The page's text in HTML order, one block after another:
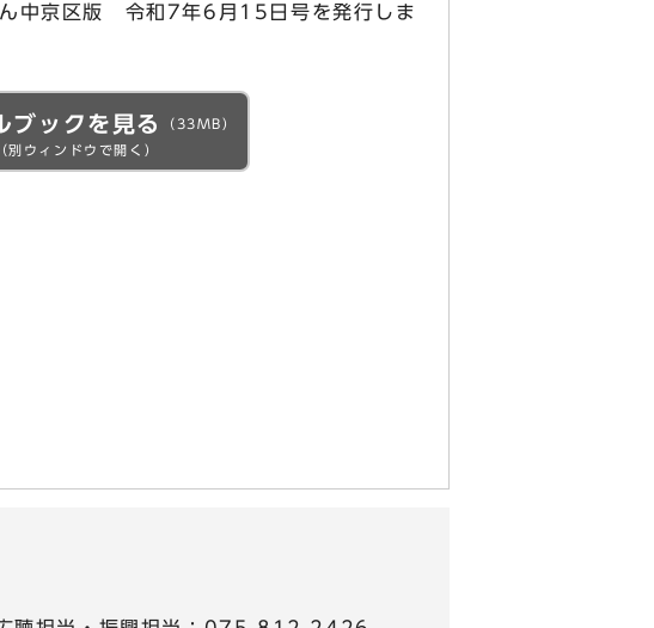
中京区版 令和7年6月15日号を発行しま
ブックを見る
（33MB）
（別ウィンドウで開く）